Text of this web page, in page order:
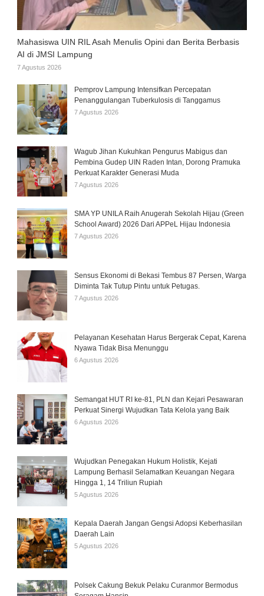
Mahasiswa UIN RIL Asah Menulis Opini dan Berita Berbasis
AI di JMSI Lampung
7 Agustus 2026
Pemprov Lampung Intensifkan Percepatan
Penanggulangan Tuberkulosis di Tanggamus
7 Agustus 2026
Wagub Jihan Kukuhkan Pengurus Mabigus dan
Pembina Gudep UIN Raden Intan, Dorong Pramuka
Perkuat Karakter Generasi Muda
7 Agustus 2026
SMA YP UNILA Raih Anugerah Sekolah Hijau (Green
School Award) 2026 Dari APPeL Hijau Indonesia
7 Agustus 2026
Sensus Ekonomi di Bekasi Tembus 87 Persen, Warga
Diminta Tak Tutup Pintu untuk Petugas.
7 Agustus 2026
Pelayanan Kesehatan Harus Bergerak Cepat, Karena
Nyawa Tidak Bisa Menunggu
6 Agustus 2026
Semangat HUT RI ke-81, PLN dan Kejari Pesawaran
Perkuat Sinergi Wujudkan Tata Kelola yang Baik
6 Agustus 2026
Wujudkan Penegakan Hukum Holistik, Kejati
Lampung Berhasil Selamatkan Keuangan Negara
Hingga 1, 14 Triliun Rupiah
5 Agustus 2026
Kepala Daerah Jangan Gengsi Adopsi Keberhasilan
Daerah Lain
5 Agustus 2026
Polsek Cakung Bekuk Pelaku Curanmor Bermodus